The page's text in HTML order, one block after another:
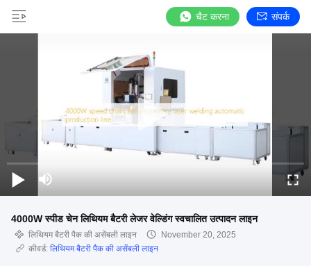
चैट करना संपर्क
4000W स्पीड चेन लिथियम बैटरी लेजर वेल्डिंग स्वचालित उत्पादन लाइन
लिथियम बैटरी पैक की असेंबली लाइन
November 20, 2025
कीवर्ड: लिथियम बैटरी पैक की असेंबली लाइन